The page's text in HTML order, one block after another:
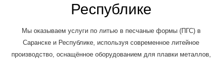
Республике
Мы оказываем услуги по литью в песчаные формы (ПГС) в
Саранске и Республике, используя современное литейное
производство, оснащённое оборудованием для плавки металлов,